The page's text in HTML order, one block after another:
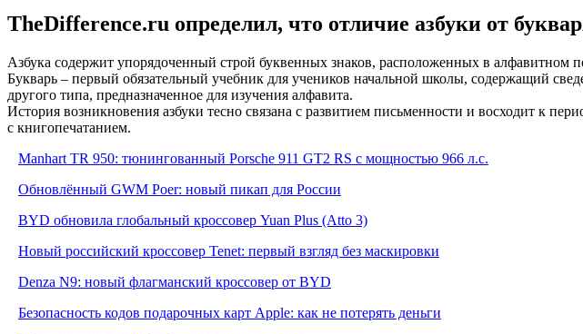
TheDifference.ru определил, что отличие азбуки от
Азбука содержит упорядоченный строй буквенных знаков, расположенных в алфавитном
Букварь – первый обязательный учебник для учеников начальной школы, содержащий
другого типа, предназначенное для изучения алфавита.
История возникновения азбуки тесно связана с развитием письменности и восходит к
с книгопечатанием.
Manhart TR 950: тюнингованный Porsche 911 GT2 RS с мощностью 966 л.с.
Обновлённый GWM Poer: новый пикап для России
BYD обновила глобальный кроссовер Yuan Plus (Atto 3)
Новый российский кроссовер Tenet: первый взгляд без маскировки
Denza N9: новый флагманский кроссовер от BYD
Безопасность кодов подарочных карт Apple: как не потерять деньги